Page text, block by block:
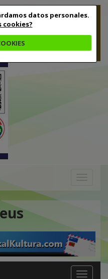
datos personales.
cookies?
Toggle